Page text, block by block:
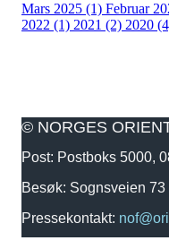
Mars 2025 (1) Februar
2022 (1) 2021 (2) 2020
© NORGES
Post: Postboks 5000,
Besøk: Sognsveien
Pressekontakt: